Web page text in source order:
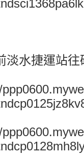
淡水捷運站